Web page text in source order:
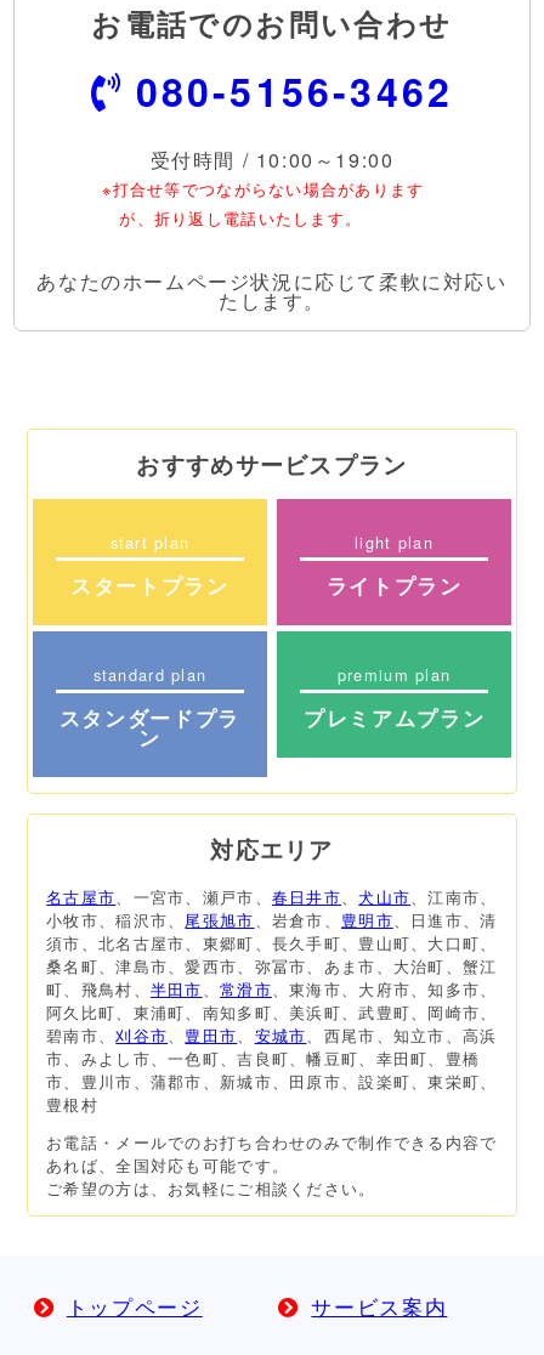
お電話でのお問い合わせ
080-5156-3462
受付時間 / 10:00～19:00
※打合せ等でつながらない場合があります
が、折り返し電話いたします。
あなたのホームページ状況に応じて柔軟に対応い
たします。
おすすめサービスプラン
start plan
スタートプラン
light plan
ライトプラン
standard plan
スタンダードプラ
ン
premium plan
プレミアムプラン
対応エリア
名古屋市 、一宮市、瀬戸市、 春日井市 、犬山市 、江南市、
小牧市、稲沢市、 尾張旭市 、岩倉市、 豊明市 、日進市、清
須市、北名古屋市、東郷町、長久手町、豊山町、大口町、
桑名町、津島市、愛西市、弥冨市、あま市、大治町、蟹江
町、飛鳥村、 半田市 、常滑市 、東海市、大府市、知多市、
阿久比町、東浦町、南知多町、美浜町、武豊町、岡崎市、
碧南市、刈谷市 豊田市 安城市 、西尾市、知立市、高浜
市、みよし市、一色町、吉良町、幡豆町、幸田町、豊橋
市、豊川市、蒲郡市、新城市、田原市、設楽町、東栄町、
豊根村
お電話・メールでのお打ち合わせのみで制作できる内容で
あれば、全国対応も可能です。
ご希望の方は、お気軽にご相談ください。
トップページ サービス案内